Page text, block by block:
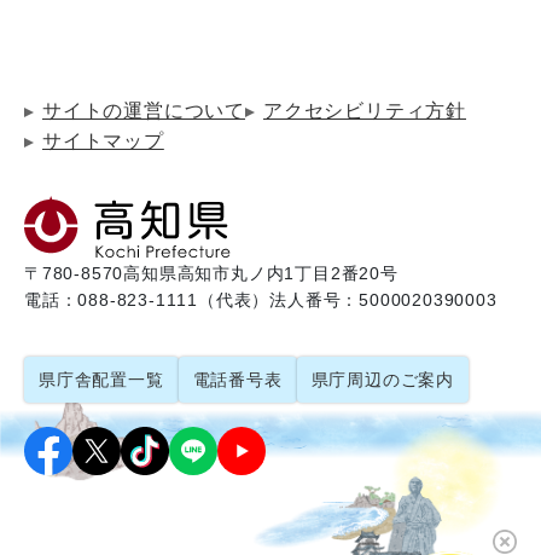
サイトの運営について
アクセシビリティ方針
サイトマップ
〒780-8570高知県高知市丸ノ内1丁目2番20号
電話：088-823-1111（代表）法人番号：5000020390003
県庁舎配置一覧 電話番号表 県庁周辺のご案内